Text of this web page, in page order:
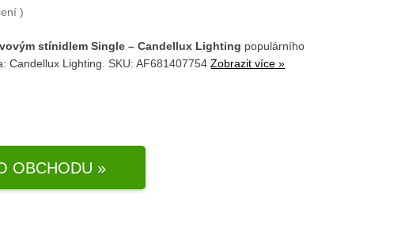
)
stínidlem Single – Candellux Lighting populárního
Candellux Lighting . SKU: AF681407754Zobrazit více »
OBCHODU »